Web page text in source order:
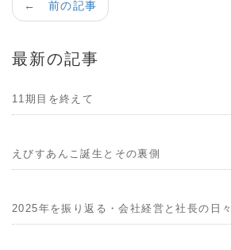
← 前の記事
最新の記事
11期目を終えて
えびすあんこ誕生とその裏側
2025年を振り返る・会社経営と社長の日々